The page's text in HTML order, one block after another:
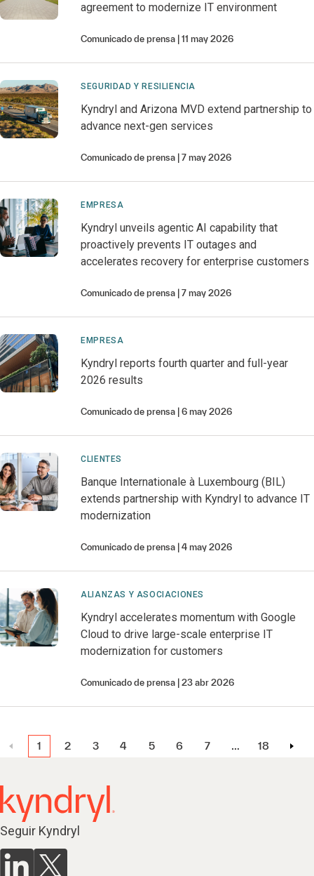
agreement to modernize IT environment
Comunicado de prensa 11 may 2026
SEGURIDAD Y RESILIENCIA
Kyndryl and Arizona MVD extend partnership to
advance next-gen services
Comunicado de prensa 7 may 2026
EMPRESA
Kyndryl unveils agentic AI capability that
proactively prevents IT outages and
accelerates recovery for enterprise customers
Comunicado de prensa 7 may 2026
EMPRESA
Kyndryl reports fourth quarter and full-year
2026 results
Comunicado de prensa 6 may 2026
CLIENTES
Banque Internationale à Luxembourg (BIL)
extends partnership with Kyndryl to advance IT
modernization
Comunicado de prensa 4 may 2026
ALIANZAS Y ASOCIACIONES
Kyndryl accelerates momentum with Google
Cloud to drive large-scale enterprise IT
modernization for customers
Comunicado de prensa 23 abr 2026
1 2 3 4 5 6 7 … 18
Seguir Kyndryl